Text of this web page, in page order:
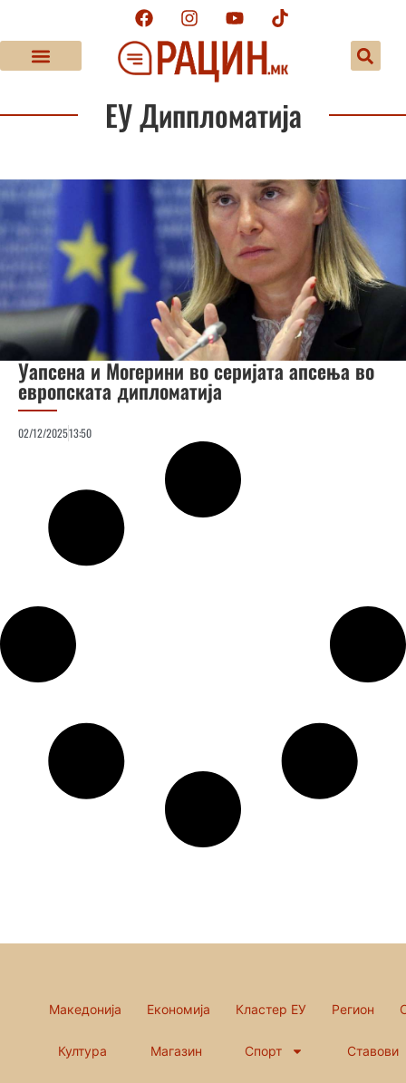
ЕУ Диппломатија
Уапсена и Могерини во серијата апсења во
европската дипломатија
02/12/202513:50
Македонија Економија Кластер ЕУ Регион
Култура Магазин Спорт Ставови